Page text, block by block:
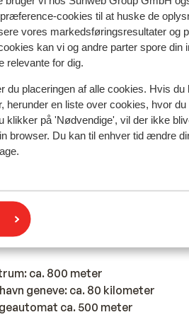
cookies til at huske de
vores markedsføringsresultater og
kan vi og andre parter spore din
relevante for dig.
du placeringen af alle cookies. Hvis du
herunder en liste over cookies, hvor
på 'Nødvendige', vil der ikke
browser. Du kan til enhver tid ændre
Mest booket af med
4. apr.
leuke avond activiteiten en
leuke avond activiteiten en
(DA)
ca. 800 meter
geneve: ca. 80 kilometer
ca. 500 meter